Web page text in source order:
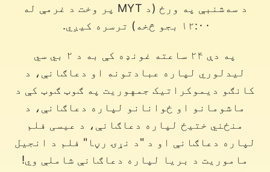
د سه‌شنبې په ورځ (د MYT پر وخت د غرمې له
۱۲:۰۰ بجو څخه) ترسره کیږي.
په دې ۲۴ ساعته غونډه کې به د ۲ بي سي
لیدلوري لپاره عبادتونه او دعاګانې، د
کانګو دیموکراتیک جمهوریت په ګوټ ګوټ کې د
ماشومانو او ځوانانو لپاره دعاګانې، د
منځني ختیځ لپاره دعاګانې، د عیسی فلم
لپاره دعاګانې او د "د نړۍ رڼا" فلم د انجیل
ماموریت د بریا لپاره دعاګانې شاملې وي!